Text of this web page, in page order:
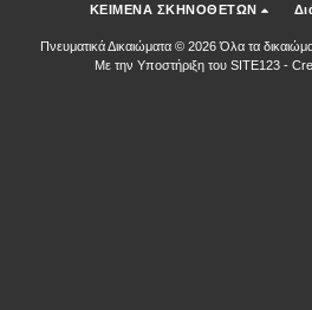
ΚΕΙΜΕΝΑ ΣΚΗΝΟΘΕΤΩΝ
Πνευματικά Δικαιώματα © 2026 Όλα τα
Με την Υποστήριξη του SITE123 -